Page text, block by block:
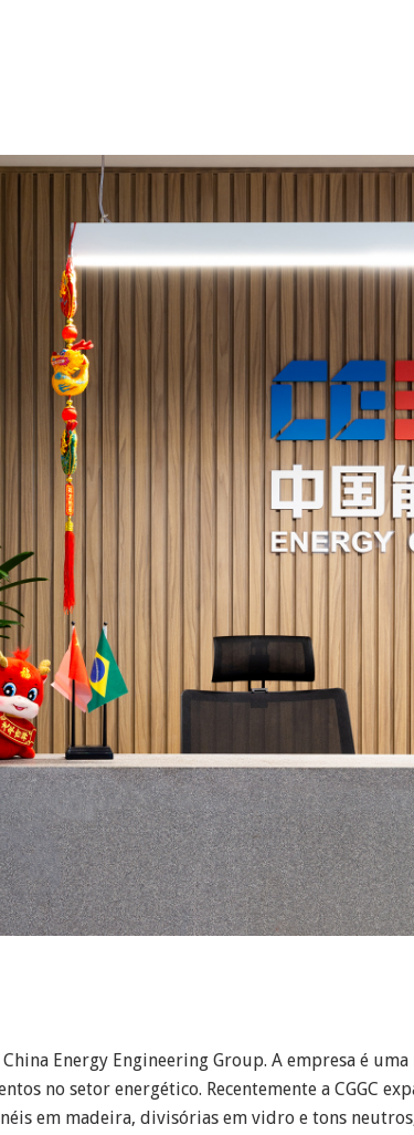
China Energy Engineering Group. A empresa é
no setor energético. Recentemente a CGGC
em madeira, divisórias em vidro e tons